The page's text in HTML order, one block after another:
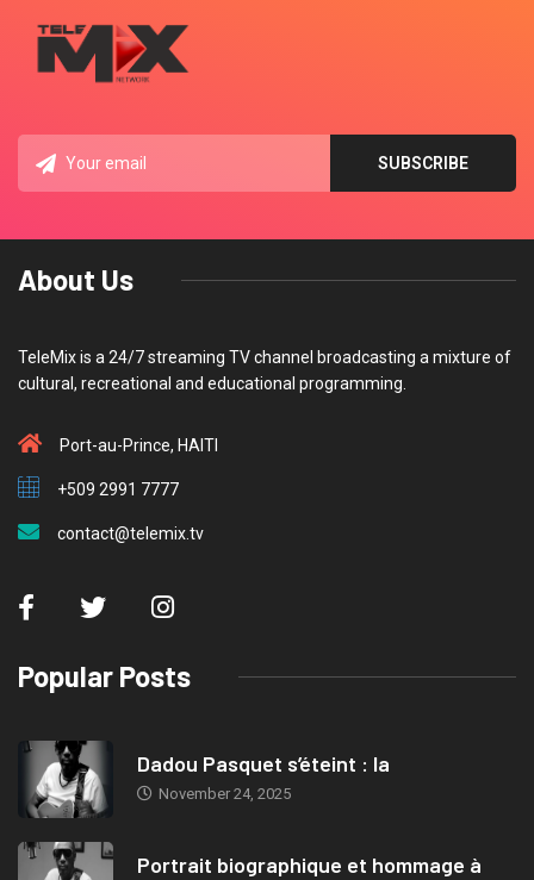
About Us
TeleMix is a 24/7 streaming TV channel broadcasting a mixture of
cultural, recreational and educational programming.
Port-au-Prince, HAITI
+509 2991 7777
contact@telemix.tv
Popular Posts
Dadou Pasquet s’éteint : la
November 24, 2025
Portrait biographique et hommage à